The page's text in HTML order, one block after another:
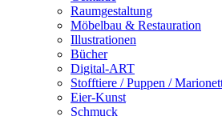
Raumgestaltung
Möbelbau & Restauration
Illustrationen
Bücher
Digital-ART
Stofftiere / Puppen /
Eier-Kunst
Schmuck